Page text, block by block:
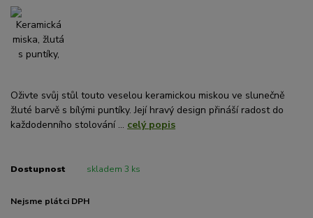
Oživte svůj stůl touto veselou keramickou miskou ve slunečně
žluté barvě s bílými puntíky. Její hravý design přináší radost do
každodenního stolování ... celý popis
Dostupnost skladem 3 ks
Nejsme plátci DPH